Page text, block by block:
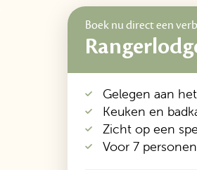
Boek nu direct een
Gelegen aan
Keuken en
Zicht op een
Voor 7 personen